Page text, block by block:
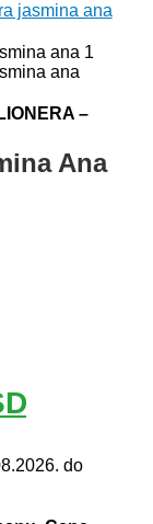
–
Ana
Trenutna
cena
950.00 RSD.
do